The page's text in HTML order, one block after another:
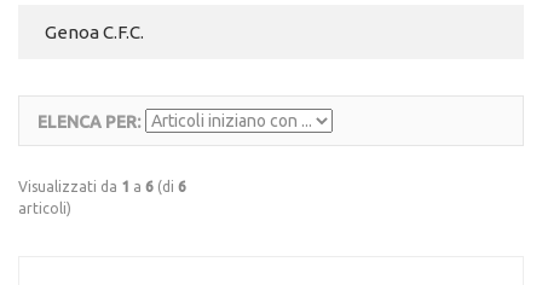
Genoa C.F.C.
ELENCA PER:
Visualizzati da 1 a 6 (di 6
articoli)